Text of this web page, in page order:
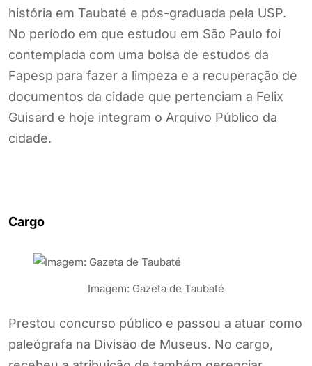
história em Taubaté e pós-graduada pela USP.
No período em que estudou em São Paulo foi
contemplada com uma bolsa de estudos da
Fapesp para fazer a limpeza e a recuperação de
documentos da cidade que pertenciam a Felix
Guisard e hoje integram o Arquivo Público da
cidade.
Cargo
Imagem: Gazeta de Taubaté
Prestou concurso público e passou a atuar como
paleógrafa na Divisão de Museus. No cargo,